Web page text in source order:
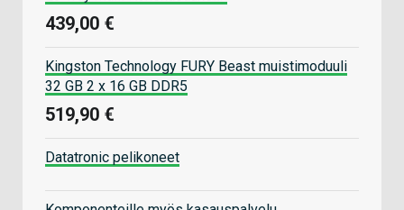
439,00 €
Kingston Technology FURY Beast muistimoduuli
32 GB 2 x 16 GB DDR5
519,90 €
Datatronic pelikoneet